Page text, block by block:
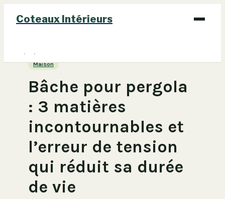
Coteaux Intérieurs
Bricolage
Maison
Bâche pour pergola
: 3 matières
incontournables et
l’erreur de tension
qui réduit sa durée
de vie